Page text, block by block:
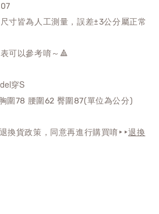
寸皆為人工測量，誤差±3公分屬正常
可以參考唷～🔺
穿S
圍78 腰圍62 臀圍87(單位為公分)
換貨政策，同意再進行購買唷‣‣退換